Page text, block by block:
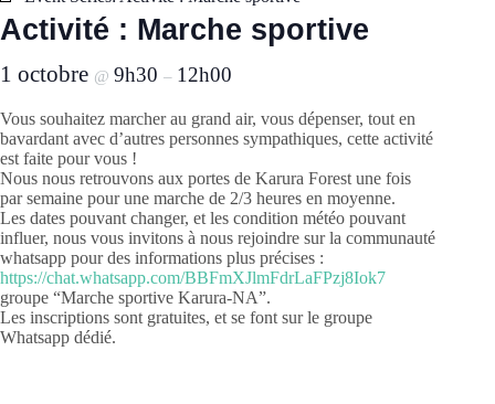
Activité : Marche sportive
1 octobre @ 9h30 – 12h00
Vous souhaitez marcher au grand air, vous dépenser, tout en
bavardant avec d’autres personnes sympathiques, cette activité
est faite pour vous !
Nous nous retrouvons aux portes de Karura Forest une fois
par semaine pour une marche de 2/3 heures en moyenne.
Les dates pouvant changer, et les condition météo pouvant
influer, nous vous invitons à nous rejoindre sur la communauté
whatsapp pour des informations plus précises :
https://chat.whatsapp.com/BBFmXJlmFdrLaFPzj8Iok7
groupe “Marche sportive Karura-NA”.
Les inscriptions sont gratuites, et se font sur le groupe
Whatsapp dédié.